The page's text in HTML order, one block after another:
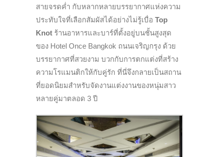
สายจรดค่ำ กับหลากหลายบรรยากาศแห่งความ
ประทับใจที่เลือกสัมผัสได้อย่างไม่รู้เบื่อ Top
Knot ร้านอาหารและบาร์ที่ตั้งอยู่บนชั้นสูงสุด
ของ Hotel Once Bangkok ถนนเจริญกรุง ด้วย
บรรยากาศที่สวยงาม บวกกับการตกแต่งที่สร้าง
ความโรแมนติกให้กับคู่รัก ที่นี่จึงกลายเป็นสถาน
ที่ยอดนิยมสำหรับจัดงานแต่งงานของหนุ่มสาว
หลายคู่มาตลอด 3 ปี